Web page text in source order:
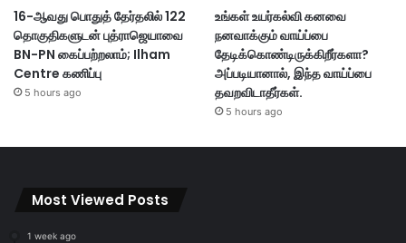
16-ஆவது பொதுத் தேர்தலில் 122
தொகுதிகளுடன் புத்ராஜெயாவை
BN-PN கைப்பற்றலாம்; Ilham
Centre கணிப்பு
5 hours ago
உங்கள் உயர்கல்வி கனவை
நனவாக்கும் வாய்ப்பை
தேடிக்கொண்டிருக்கிறீர்களா?
அப்படியானால், இந்த வாய்ப்பை
தவறவிடாதீர்கள்.
5 hours ago
Most Viewed Posts
1 week ago